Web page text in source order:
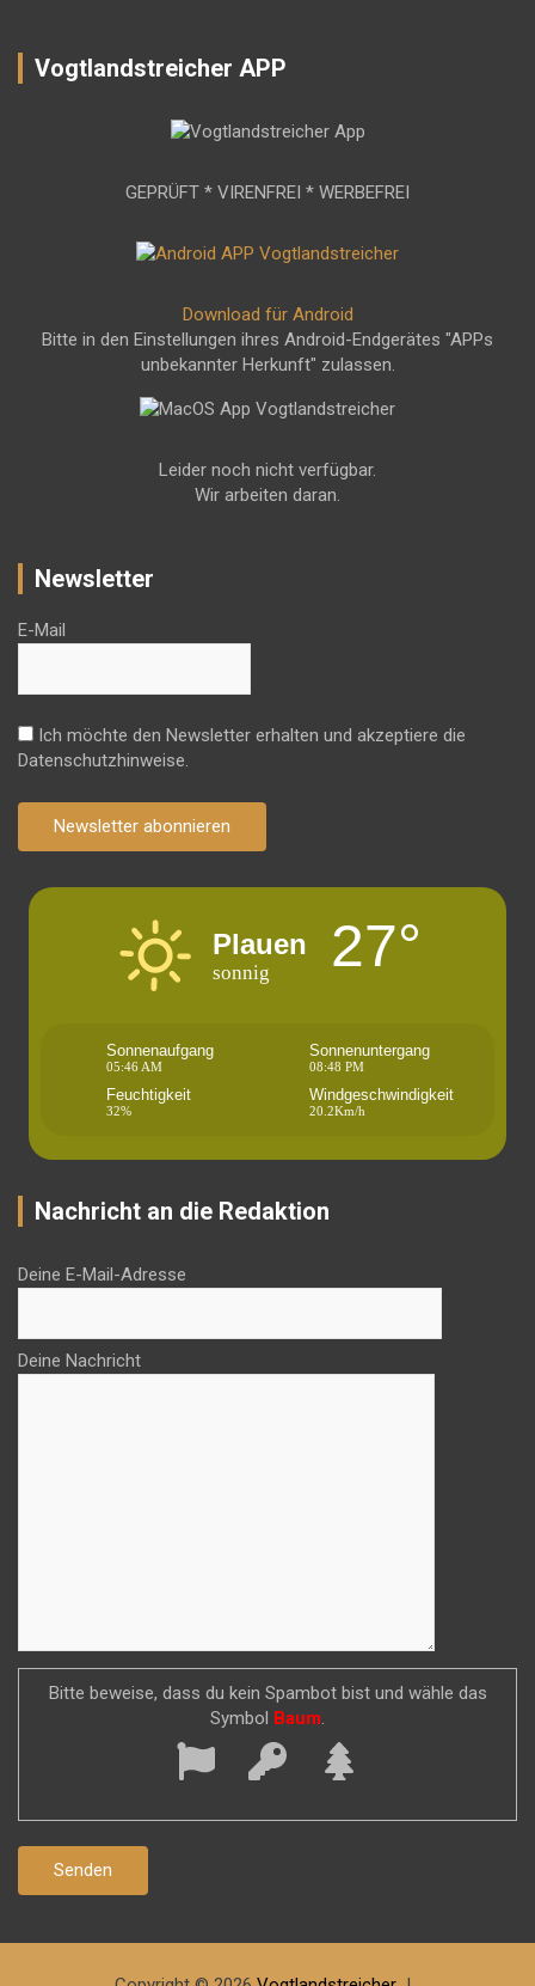
Vogtlandstreicher APP
GEPRÜFT * VIRENFREI * WERBEFREI
Download für Android
Bitte in den Einstellungen ihres Android-Endgerätes "APPs
unbekannter Herkunft" zulassen.
Leider noch nicht verfügbar.
Wir arbeiten daran.
Newsletter
E-Mail
Ich möchte den Newsletter erhalten und akzeptiere die
Datenschutzhinweise.
Newsletter abonnieren
Plauen
sonnig 27°
Sonnenaufgang
05:46 AM
Sonnenuntergang
08:48 PM
Feuchtigkeit
32%
Windgeschwindigkeit
20.2Km/h
Nachricht an die Redaktion
Deine E-Mail-Adresse
Deine Nachricht
Bitte beweise, dass du kein Spambot bist und wähle das
Symbol
Baum.